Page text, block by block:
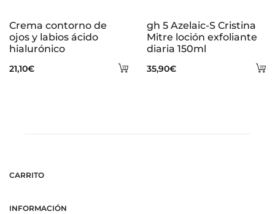
Añadir
Crema contorno de
ojos y labios ácido
hialurónico
21,10€
gh 5 Azelaic-S Cristina
Mitre loción exfoliante
diaria 150ml
35,90€
CARRITO
INFORMACIÓN